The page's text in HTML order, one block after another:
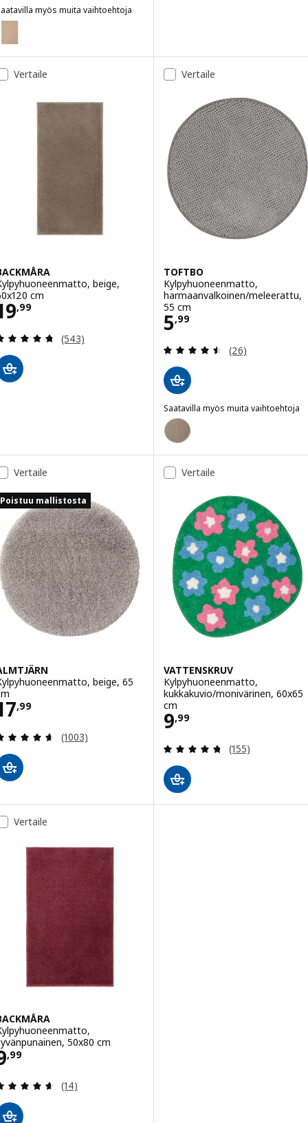
myös muita vaihtoehtoja
Vertaile
beige,
cm
,99 19,99
Arvio: 4.7 / 5 tähteä. Arvostelut yhteensä:
(543)
Vertaile
TOFTBO
Kylpyhuoneenmatto,
harmaanvalkoinen/meleerattu,
55 cm
5,99
Hinta 5,99
Arvio: 4.5 / 5
(26)
Saatavilla myös muita vaihtoehtoja
TOFTBO
Vaihtoehto: TOFTBO,
Vertaile
Poistuu mallistosta
beige, 65
,99 17,99
Arvio: 4.6 / 5 tähteä. Arvostelut yhteensä:
(1003)
Vertaile
VATTENSKRUV
Kylpyhuoneenmatto,
kukkakuvio/monivärinen, 60x65
cm
9,99
Hinta 9,99
Arvio: 4.7 / 5
(155)
Vertaile
50x80 cm
,99 9,99
Arvio: 4.6 / 5 tähteä. Arvostelut yhteensä:
(14)